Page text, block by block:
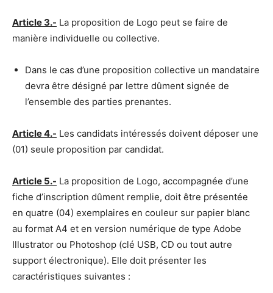
Article 3.- La proposition de Logo peut se faire de
manière individuelle ou collective.
Dans le cas d’une proposition collective un mandataire
devra être désigné par lettre dûment signée de
l’ensemble des parties prenantes.
Article 4.- Les candidats intéressés doivent déposer une
(01) seule proposition par candidat.
Article 5.- La proposition de Logo, accompagnée d’une
fiche d’inscription dûment remplie, doit être présentée
en quatre (04) exemplaires en couleur sur papier blanc
au format A4 et en version numérique de type Adobe
Illustrator ou Photoshop (clé USB, CD ou tout autre
support électronique). Elle doit présenter les
caractéristiques suivantes :